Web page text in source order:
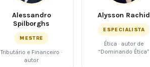
Alessandro
Spilborghs
MESTRE
Tributário e Financeiro ·
autor
Alysson Rachid
ESPECIALISTA
Ética · autor de
“Dominando Ética”